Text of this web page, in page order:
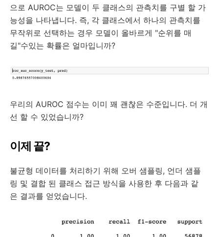
으로 AUROC는 모델이 두 클래스의 관측치를 구별 할 가
능성을 나타냅니다. 즉, 각 클래스에서 하나의 관측치를
무작위로 선택하는 경우 모델이 올바르게 "순위를 매
길"수있는 확률은 얼마입니까?
우리의 AUROC 점수는 이미 꽤 괜찮은 수준입니다. 더 개
선 할 수 있었습니까?
이제 끝?
불균형 데이터를 처리하기 위해 오버 샘플링, 언더 샘플
링 및 결합 된 클래스 접근 방식을 사용한 후 다음과 같
은 결과를 얻었습니다.